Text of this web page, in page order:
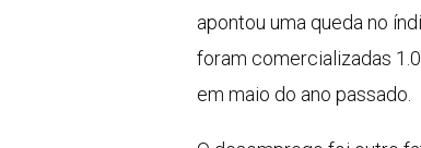
apontou uma queda no
foram comercializadas
em maio do ano passado.